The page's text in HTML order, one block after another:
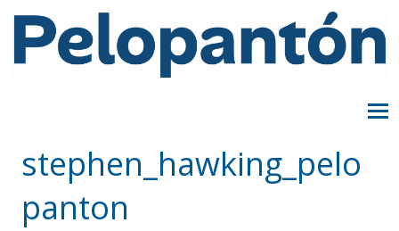
stephen_hawking_pelo
panton